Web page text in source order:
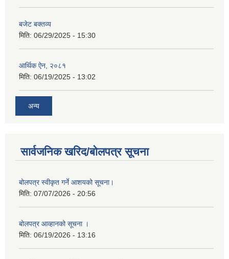
बजेट बक्तव्य
मिति: 06/29/2025 - 15:30
आर्थिक ऐन, २०८१
मिति: 06/19/2025 - 13:02
अन्य
सार्वजनिक खरिद/बोलपत्र सूचना
बोलपत्र स्वीकृत गर्ने आशयको सूचना।
मिति: 07/07/2026 - 20:56
बोलपत्र आव्हानको सूचना ।
मिति: 06/19/2026 - 13:16